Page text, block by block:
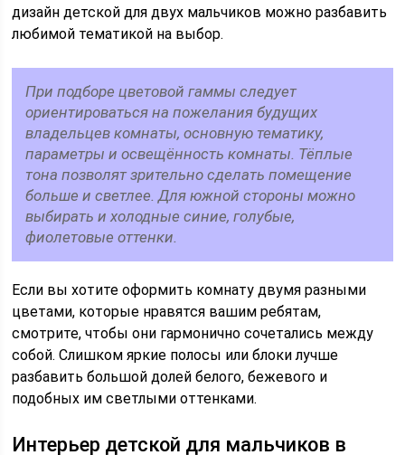
дизайн детской для двух мальчиков можно разбавить
любимой тематикой на выбор.
При подборе цветовой гаммы следует
ориентироваться на пожелания будущих
владельцев комнаты, основную тематику,
параметры и освещённость комнаты. Тёплые
тона позволят зрительно сделать помещение
больше и светлее. Для южной стороны можно
выбирать и холодные синие, голубые,
фиолетовые оттенки.
Если вы хотите оформить комнату двумя разными
цветами, которые нравятся вашим ребятам,
смотрите, чтобы они гармонично сочетались между
собой. Слишком яркие полосы или блоки лучше
разбавить большой долей белого, бежевого и
подобных им светлыми оттенками.
Интерьер детской для мальчиков в